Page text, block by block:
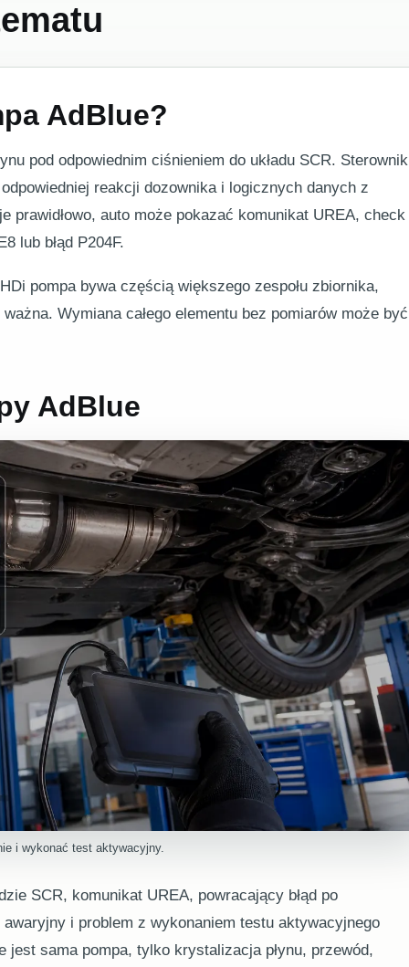
AdBlue?
pod odpowiednim ciśnieniem do układu SCR. Sterownik
reakcji dozownika i logicznych danych z
prawidłowo, auto może pokazać komunikat UREA, check
lub błąd P204F.
pompa bywa częścią większego zespołu zbiornika,
Wymiana całego elementu bez pomiarów może być
AdBlue
i wykonać test aktywacyjny.
SCR, komunikat UREA, powracający błąd po
i problem z wykonaniem testu aktywacyjnego
sama pompa, tylko krystalizacja płynu, przewód,